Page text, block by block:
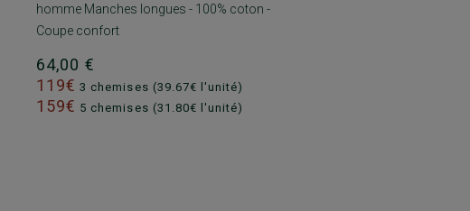
homme Manches longues - 100% coton -
Coupe confort
64,00 €
119€ 3 chemises (39.67€ l'unité)
159€ 5 chemises (31.80€ l'unité)